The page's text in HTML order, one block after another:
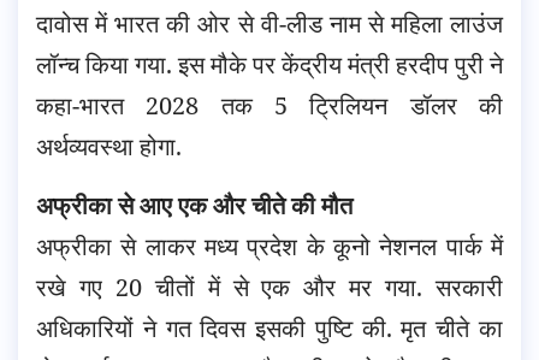
दावोस में भारत की ओर से वी-लीड नाम से महिला लाउंज
लॉन्च किया गया. इस मौके पर केंद्रीय मंत्री हरदीप पुरी ने
कहा-भारत 2028 तक 5 ट्रिलियन डॉलर की
अर्थव्यवस्था होगा.
अफ्रीका से आए एक और चीते की मौत
अफ्रीका से लाकर मध्य प्रदेश के कूनो नेशनल पार्क में
रखे गए 20 चीतों में से एक और मर गया. सरकारी
अधिकारियों ने गत दिवस इसकी पुष्टि की. मृत चीते का